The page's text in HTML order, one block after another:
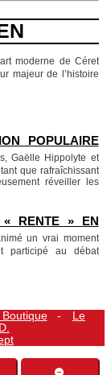
moderne de Céret
majeur de l’histoire
POPULAIRE
Gaëlle Hippolyte et
que rafraîchissant
réveiller les
« RENTE » EN
un vrai moment
participé au débat
Boutique
Le